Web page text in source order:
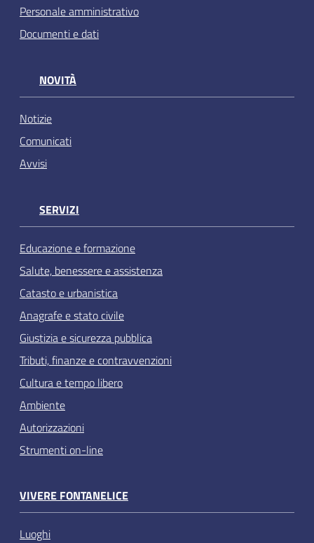
Personale amministrativo
Documenti e dati
NOVITÀ
Notizie
Comunicati
Avvisi
SERVIZI
Educazione e formazione
Salute, benessere e assistenza
Catasto e urbanistica
Anagrafe e stato civile
Giustizia e sicurezza pubblica
Tributi, finanze e contravvenzioni
Cultura e tempo libero
Ambiente
Autorizzazioni
Strumenti on-line
VIVERE FONTANELICE
Luoghi